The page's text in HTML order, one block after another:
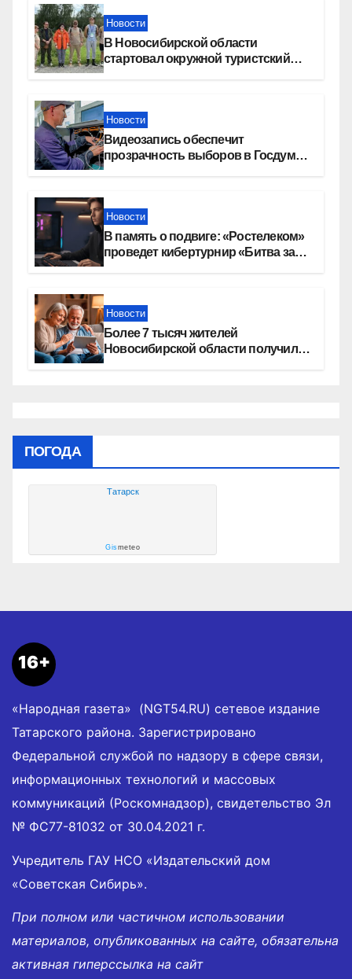
Новости
В Новосибирской области
стартовал окружной туристский
Новости
Видеозапись обеспечит
прозрачность выборов в Госдуму
Новости
В память о подвиге: «Ростелеком»
проведет кибертурнир «Битва за
Новости
Более 7 тысяч жителей
Новосибирской области получили
ПОГОДА
Татарск
Gismeteo
16+
«Народная газета» (NGT54.RU) сетевое издание
Татарского района. Зарегистрировано
Федеральной службой по надзору в сфере связи,
информационных технологий и массовых
коммуникаций (Роскомнадзор), свидетельство Эл
№ ФС77-81032 от 30.04.2021 г.
Учредитель ГАУ НСО «Издательский дом
«Советская Сибирь».
При полном или частичном использовании
материалов, опубликованных на сайте, обязательна
активная гиперссылка на сайт